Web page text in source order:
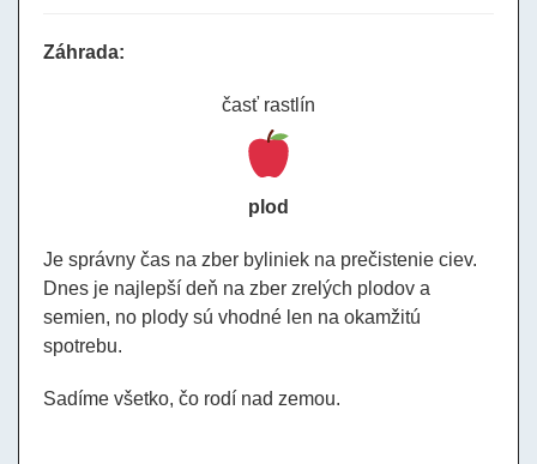
Záhrada:
časť rastlín
plod
Je správny čas na zber byliniek na prečistenie ciev.
Dnes je najlepší deň na zber zrelých plodov a
semien, no plody sú vhodné len na okamžitú
spotrebu.
Sadíme všetko, čo rodí nad zemou.